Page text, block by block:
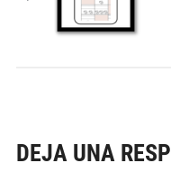
DEJA UNA